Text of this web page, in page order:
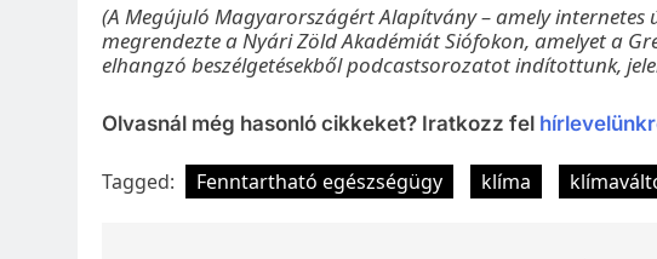
(A Megújuló Magyarországért Alapítvány – amely internetes
megrendezte a Nyári Zöld Akadémiát Siófokon, amelyet a
elhangzó beszélgetésekből podcastsorozatot indítottunk,
Olvasnál még hasonló cikkeket? Iratkozz fel
Tagged: Fenntartható egészségügy klíma